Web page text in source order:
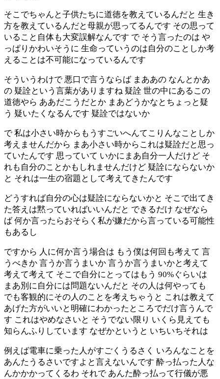
そこでちゃんと子供たちに道徳を教えているんだと 生き
方を教えているんだと母親が思ってるんです その思って
いること自体も大変誤解なんです で そう言ったのは や
っぱりかわいそうに 生命っていうのは自分のことしか考
えることは不可能になっているんです
そういうわけで 悪口で言うならば まああの なんとかあ
の 疑詮という言葉がありますね 疑詮 世の中にあるこの
道徳やら ああだこうだとか まあどうかなとちょっと疑
う 疑いたくなるんです 疑詮ではないか
で 私は小さい時からもうすごいへんてこりんなことしか
考えませんだから まあ小さい時からこれは疑詮だと思っ
ていたんです 思っていて いかにまあ自分一人だけど そ
れも自分のことかもしれませんだけど 疑詮にならないか
と それは一生の宿題として考えてきたんです
どうすれば自分の心は疑詮にならないかと そこで出てき
た答えは黙っていればいいんだと できるだけ なぜなら
ば 何か言ったらおそらく私が嫌だから言っている可能性
もあるし
ですから 人に何か言う場合は もう僕は何回も考えて 言
うべきか 言うか言うまいか 言うか言うまいかと考えて
考えて考えて そこで自分にとってはもう 90%ぐらいは
まあ別に自分には問題ないんだと その人は何やっても
でも客観的にその人のことを考えちゃうと これは教えて
あげた方がいいと明確にわかったところでだけ言うんで
す これはやめなさいと そうでない限り いくら見えても
知らんふりしています なぜかというと いちいちそれは
例えば電車に乗った人がすごくうるさく いろんなことを
あんたうるさいですよと言えないんです 酔っ払った人な
んかかかってくるわ それで あんた酔っ払って行儀が悪